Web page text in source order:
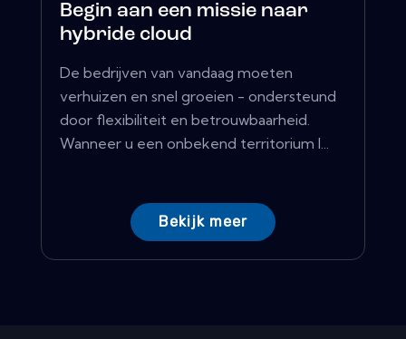
Begin aan een missie naar
hybride cloud
De bedrijven van vandaag moeten
verhuizen en snel groeien - ondersteund
door flexibiliteit en betrouwbaarheid.
Wanneer u een onbekend territorium l...
Bekijk meer